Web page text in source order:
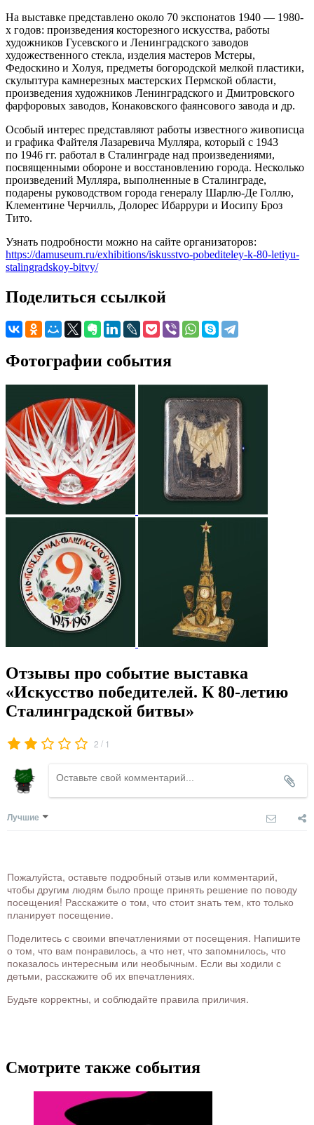
На выставке представлено около 70 экспонатов 1940 — 1980-
х годов: произведения косторезного искусства, работы
художников Гусевского и Ленинградского заводов
художественного стекла, изделия мастеров Мстеры,
Федоскино и Холуя, предметы богородской мелкой пластики,
скульптура камнерезных мастерских Пермской области,
произведения художников Ленинградского и Дмитровского
фарфоровых заводов, Конаковского фаянсового завода и др.
Особый интерес представляют работы известного живописца
и графика Файтеля Лазаревича Мулляра, который с 1943
по 1946 гг. работал в Сталинграде над произведениями,
посвященными обороне и восстановлению города. Несколько
произведений Мулляра, выполненные в Сталинграде,
подарены руководством города генералу Шарлю-Де Голлю,
Клементине Черчилль, Долорес Ибаррури и Иосипу Броз
Тито.
Узнать подробности можно на сайте организаторов:
https://damuseum.ru/exhibitions/iskusstvo-pobediteley-k-80-letiyu-
stalingradskoy-bitvy/
Поделиться ссылкой
Фотографии события
Отзывы про событие выставка
«Искусство победителей. К 80-летию
Сталинградской битвы»
2 / 1
Лучшие
Пожалуйста, оставьте подробный отзыв или комментарий,
чтобы другим людям было проще принять решение по поводу
посещения! Расскажите о том, что стоит знать тем, кто только
планирует посещение.
Поделитесь с своими впечатлениями от посещения. Напишите
о том, что вам понравилось, а что нет, что запомнилось, что
показалось интересным или необычным. Если вы ходили с
детьми, расскажите об их впечатлениях.
Будьте корректны, и соблюдайте правила приличия.
Смотрите также события